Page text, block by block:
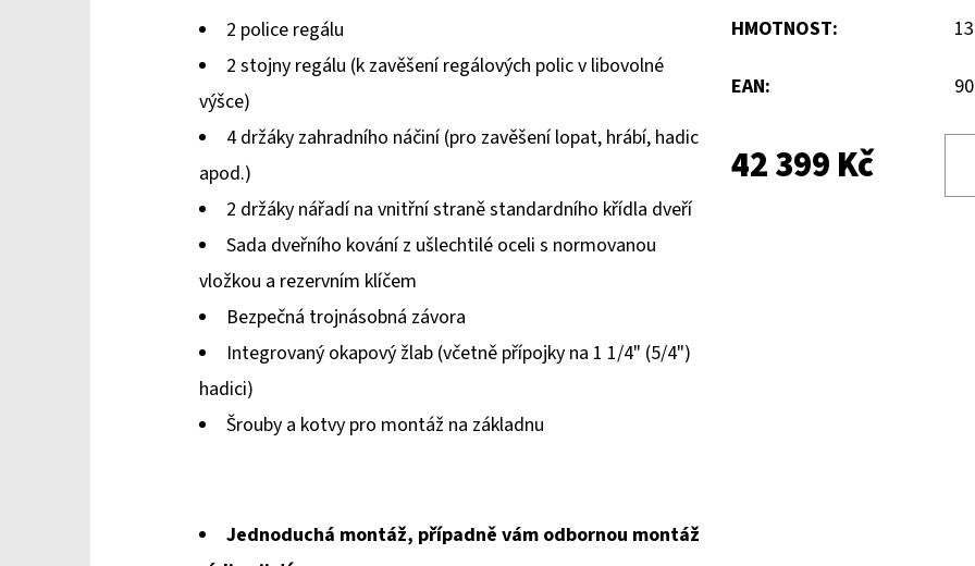
hvězdiček.
2 police regálu
2 stojny regálu (k zavěšení regálových polic v libovolné
výšce)
4 držáky zahradního náčiní (pro zavěšení lopat, hrábí, hadic
apod.)
2 držáky nářadí na vnitřní straně standardního křídla dveří
Sada dveřního kování z ušlechtilé oceli s normovanou
vložkou a rezervním klíčem
Bezpečná trojnásobná závora
Integrovaný okapový žlab (včetně přípojky na 1 1/4" (5/4")
hadici)
Šrouby a kotvy pro montáž na základnu
Jednoduchá montáž, případně vám odbornou montáž
HMOTNOST:
EAN:
42 399 Kč